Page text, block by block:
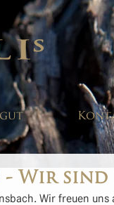
- Wir sind
Wir freuen uns